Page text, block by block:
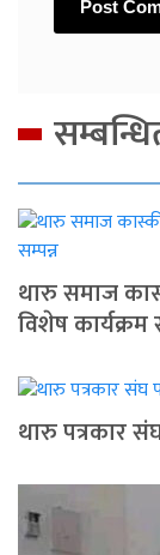
थारु समाज
विशेष कार्यक्रम
थारु पत्रकार